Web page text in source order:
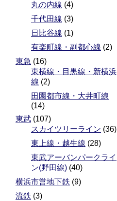
丸の内線 (4)
千代田線 (3)
日比谷線 (1)
有楽町線・副都心線 (2)
東急 (16)
東横線・目黒線・新横浜
線 (2)
田園都市線・大井町線
(14)
東武 (107)
スカイツリーライン (36)
東上線・越生線 (28)
東武アーバンパークライ
ン(野田線) (40)
横浜市営地下鉄 (9)
流鉄 (3)